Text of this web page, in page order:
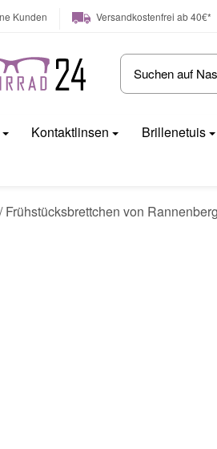
Kunden Versandkostenfrei ab 40€*
Kontaktlinsen Brillenetuis